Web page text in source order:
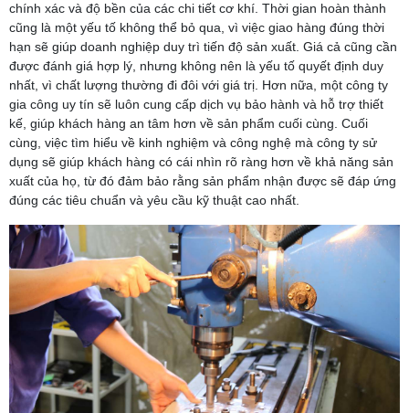
chính xác và độ bền của các chi tiết cơ khí. Thời gian hoàn thành
cũng là một yếu tố không thể bỏ qua, vì việc giao hàng đúng thời
hạn sẽ giúp doanh nghiệp duy trì tiến độ sản xuất. Giá cả cũng cần
được đánh giá hợp lý, nhưng không nên là yếu tố quyết định duy
nhất, vì chất lượng thường đi đôi với giá trị. Hơn nữa, một công ty
gia công uy tín sẽ luôn cung cấp dịch vụ bảo hành và hỗ trợ thiết
kế, giúp khách hàng an tâm hơn về sản phẩm cuối cùng. Cuối
cùng, việc tìm hiểu về kinh nghiệm và công nghệ mà công ty sử
dụng sẽ giúp khách hàng có cái nhìn rõ ràng hơn về khả năng sản
xuất của họ, từ đó đảm bảo rằng sản phẩm nhận được sẽ đáp ứng
đúng các tiêu chuẩn và yêu cầu kỹ thuật cao nhất.